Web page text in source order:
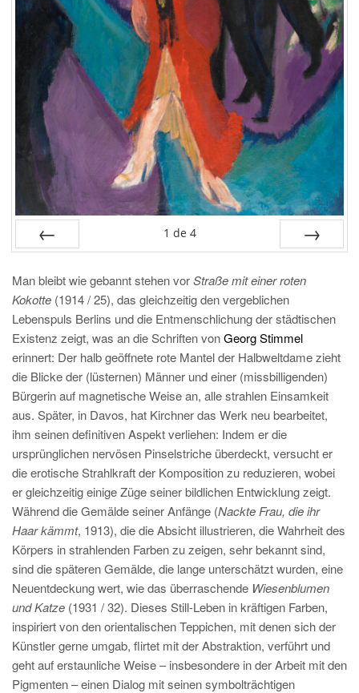
1 de 4
Man bleibt wie gebannt stehen vorStraße mit einer roten
Kokotte (1914 / 25), das gleichzeitig den vergeblichen
Lebenspuls Berlins und die Entmenschlichung der städtischen
Existenz zeigt, was an die Schriften vonGeorg Stimmel
erinnert: Der halb geöffnete rote Mantel der Halbweltdame zieht
die Blicke der (lüsternen) Männer und einer (missbilligenden)
Bürgerin auf magnetische Weise an, alle strahlen Einsamkeit
aus. Später, in Davos, hat Kirchner das Werk neu bearbeitet,
ihm seinen definitiven Aspekt verliehen: Indem er die
ursprünglichen nervösen Pinselstriche überdeckt, versucht er
die erotische Strahlkraft der Komposition zu reduzieren, wobei
er gleichzeitig einige Züge seiner bildlichen Entwicklung zeigt.
Während die Gemälde seiner Anfänge (Nackte Frau, die ihr
Haar kämmt, 1913), die die Absicht illustrieren, die Wahrheit des
Körpers in strahlenden Farben zu zeigen, sehr bekannt sind,
sind die späteren Gemälde, die lange unterschätzt wurden, eine
Neuentdeckung wert, wie das überraschende Wiesenblumen
und Katze (1931 / 32). Dieses Still-Leben in kräftigen Farben,
inspiriert von den orientalischen Teppichen, mit denen sich der
Künstler gerne umgab, flirtet mit der Abstraktion, verführt und
geht auf erstaunliche Weise – insbesondere in der Arbeit mit den
Pigmenten – einen Dialog mit seinen symbolträchtigen